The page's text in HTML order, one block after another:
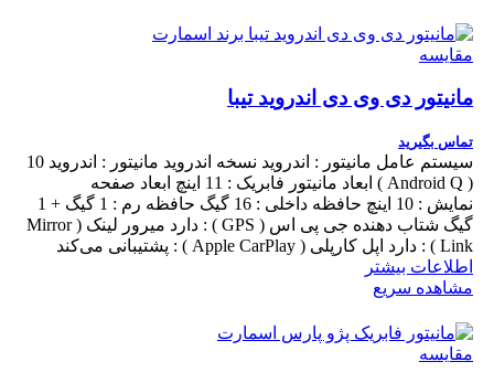
مقایسه
مانیتور دی وی دی اندروید تیبا
تماس بگیرید
سیستم عامل مانیتور : اندروید نسخه اندروید مانیتور : اندروید 10
( Android Q ) ابعاد مانیتور فابریک : 11 اینچ ابعاد صفحه
نمایش : 10 اینچ حافظه داخلی : 16 گیگ حافظه رم : 1 گیگ + 1
گیگ شتاب دهنده جی پی اس ( GPS ) : دارد میرور لینک ( Mirror
Link ) : دارد اپل کارپلی ( Apple CarPlay ) : پشتیبانی می‌کند
اطلاعات بیشتر
مشاهده سریع
مقایسه